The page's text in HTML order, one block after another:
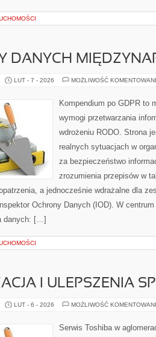
DANYCH
LUT - 7 - 2026 MOŻLIWOŚĆ
Kompendium po GDPR to
wymogi przetwarzania
wdrożeniu RODO. Strona
realnych sytuacjach w
za bezpieczeństwo
zrozumienia przepisów w
a jednocześnie wdrażalne dla
Ochrony Danych (IOD). W
danych: […]
I ULEPSZENIA
LUT - 6 - 2026 MOŻLIWOŚĆ
Serwis Toshiba w